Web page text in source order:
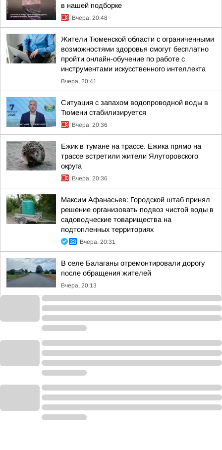
в нашей подборке
Вчера, 20:48
Жители Тюменской области с ограниченными
возможностями здоровья смогут бесплатно
пройти онлайн-обучение по работе с
инструментами искусственного интеллекта
Вчера, 20:41
Ситуация с запахом водопроводной воды в
Тюмени стабилизируется
Вчера, 20:36
Ежик в тумане на трассе. Ежика прямо на
трассе встретили жители Ялуторовского
округа
Вчера, 20:36
Максим Афанасьев: Городской штаб принял
решение организовать подвоз чистой воды в
садоводческие товарищества на
подтопленных территориях
Вчера, 20:31
В селе Балаганы отремонтировали дорогу
после обращения жителей
Вчера, 20:13